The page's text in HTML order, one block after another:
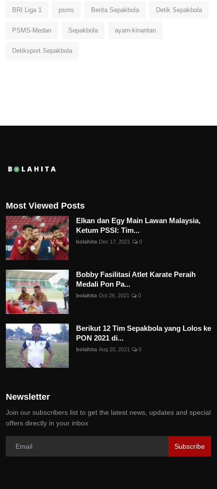
BRI Liga 1 psms Berita Sepakbola Detik Sepakbola
PSMS-Medan Sepakbola ayam-kinantan
Detiksport Sepakbola
Most Viewed Posts
Elkan dan Egy Main Lawan Malaysia,
Ketum PSSI: Tim...
bolahita Dec 17, 2021 0
Bobby Fasilitasi Atlet Karate Peraih
Medali Pon Pa...
bolahita Oct 26, 2021 0
Berikut 12 Tim Sepakbola yang Lolos ke
PON 2021 di...
bolahita Aug 20, 2021 0
Newsletter
Join our subscribers list to get the latest news, updates and special
offers directly in your inbox
Subscribe